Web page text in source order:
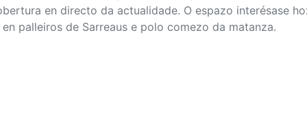
en directo da actualidade. O espazo interésase
palleiros de Sarreaus e polo comezo da matanza.